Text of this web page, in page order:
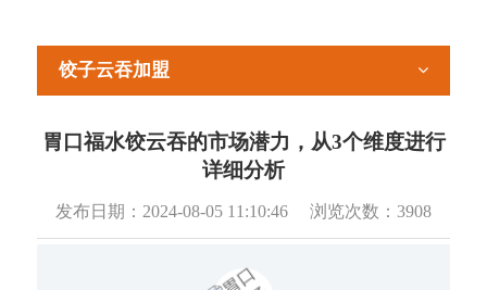
饺子云吞加盟
胃口福水饺云吞的市场潜力，从3个维度进行
详细分析
发布日期： 2024-08-05 11:10:46 浏览次数： 3908